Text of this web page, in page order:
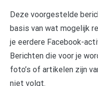
Deze voorgestelde
basis van wat mogelijk
je eerdere Facebook-
Berichten die voor je
foto’s of artikelen zijn
niet volgt.